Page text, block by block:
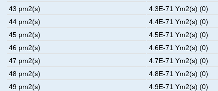
43 pm2(s)
4.3E-71 Ym2(s) (0)
44 pm2(s)
4.4E-71 Ym2(s) (0)
45 pm2(s)
4.5E-71 Ym2(s) (0)
46 pm2(s)
4.6E-71 Ym2(s) (0)
47 pm2(s)
4.7E-71 Ym2(s) (0)
48 pm2(s)
4.8E-71 Ym2(s) (0)
49 pm2(s)
4.9E-71 Ym2(s) (0)